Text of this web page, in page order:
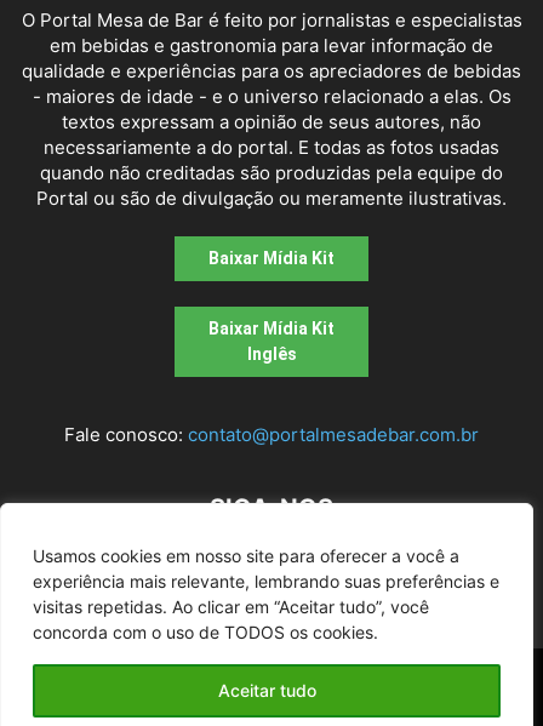
Usamos cookies em nosso site para oferecer a você a
experiência mais relevante, lembrando suas preferências e
visitas repetidas. Ao clicar em “Aceitar tudo”, você
concorda com o uso de TODOS os cookies.
Aceitar tudo
O Portal Mesa de Bar é feito por jornalistas e especialistas
em bebidas e gastronomia para levar informação de
qualidade e experiências para os apreciadores de bebidas
- maiores de idade - e o universo relacionado a elas. Os
textos expressam a opinião de seus autores, não
necessariamente a do portal. E todas as fotos usadas
quando não creditadas são produzidas pela equipe do
Portal ou são de divulgação ou meramente ilustrativas.
Baixar Mídia Kit
Baixar Mídia Kit
Inglês
Fale conosco: contato@portalmesadebar.com.br
SIGA-NOS
Mesa de bar | Todos os Direitos Reservados |